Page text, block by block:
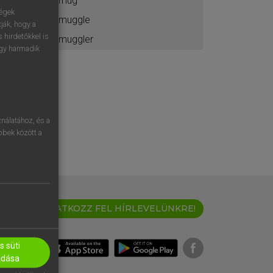
smuggle
smuggler
IRATKOZZ FEL HÍRLEVELÜNKRE!
hogy a
hirdetőkkel is
harmadik
és a
között a
süti